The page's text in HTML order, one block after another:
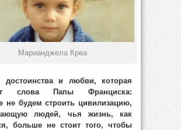
Марианджела Креа
достоинства и любви, которая
слова Папы Франциска:
не будем строить цивилизацию,
людей, чья жизнь, как
больше не стоит того, чтобы